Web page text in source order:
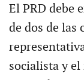
El PRD debe
de dos de las
socialista y